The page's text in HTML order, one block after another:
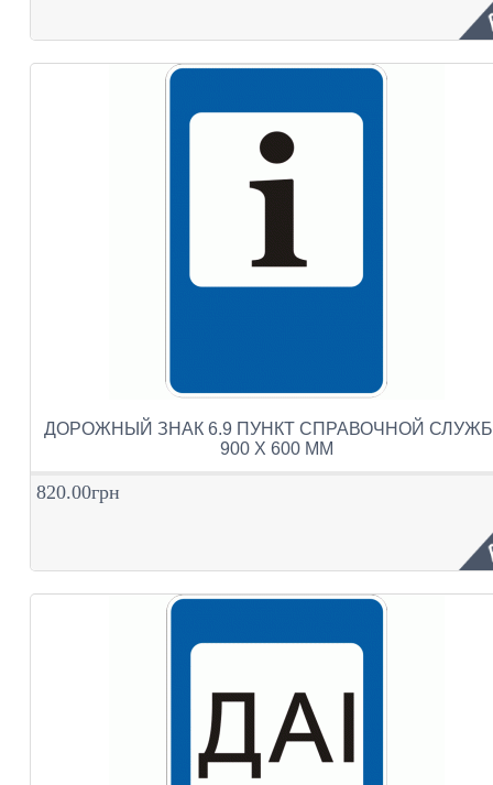
ДОРОЖНЫЙ ЗНАК 6.9 ПУНКТ СПРАВОЧНОЙ
900 Х 600 ММ
820.00грн